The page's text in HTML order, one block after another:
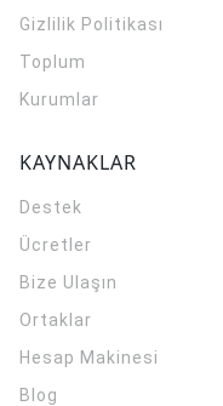
Gizlilik Politikası
Toplum
Kurumlar
KAYNAKLAR
Destek
Ücretler
Bize Ulaşın
Ortaklar
Hesap Makinesi
Blog